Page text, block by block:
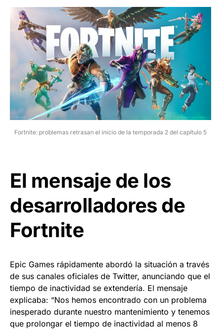
Fortnite: problemas retrasan el inicio de la temporada 2 del capítulo 5
El mensaje de los
desarrolladores de
Fortnite
Epic Games rápidamente abordó la situación a través
de sus canales oficiales de Twitter, anunciando que el
tiempo de inactividad se extendería. El mensaje
explicaba: “Nos hemos encontrado con un problema
inesperado durante nuestro mantenimiento y tenemos
que prolongar el tiempo de inactividad al menos 8